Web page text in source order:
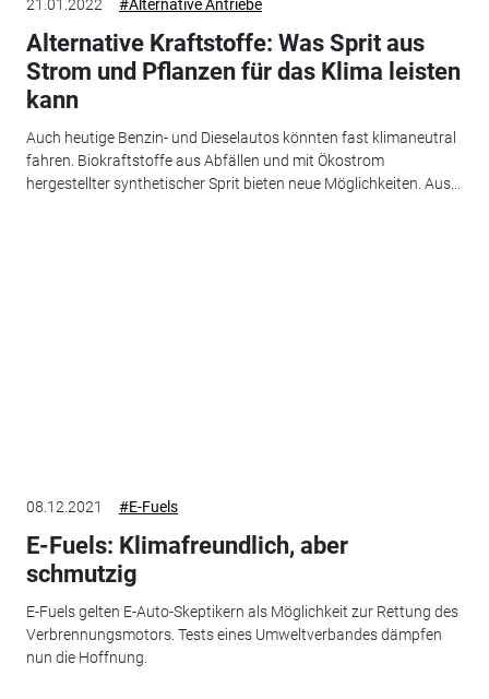
21.01.2022 #Alternative Antriebe
Alternative Kraftstoffe: Was Sprit aus
Strom und Pflanzen für das Klima leisten
kann
Auch heutige Benzin- und Dieselautos könnten fast klimaneutral
fahren. Biokraftstoffe aus Abfällen und mit Ökostrom
hergestellter synthetischer Sprit bieten neue Möglichkeiten. Aus...
08.12.2021 #E-Fuels
E-Fuels: Klimafreundlich, aber
schmutzig
E-Fuels gelten E-Auto-Skeptikern als Möglichkeit zur Rettung des
Verbrennungsmotors. Tests eines Umweltverbandes dämpfen
nun die Hoffnung.